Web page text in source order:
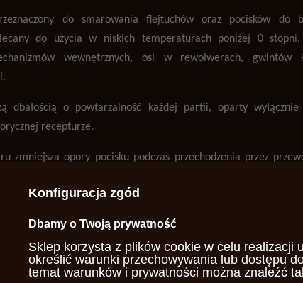
do smarowania flejtuchów oraz pocisków do
do użycia w niskich temperaturach poniżej 0
wewnętrznych, osi w rewolwerach, gwintów
dbałością o powtarzalność każdej partii, oparty
recepturze.
zmniejsza opory pocisku podczas przechodzenia przez
minimalizuje efekt ołowienia, zmniejsza
ułatwia czyszczenie po strzelaniu.
produktu w wyraźny sposób polepsza celność broni oraz
także potrzebę częstego czyszczenia pomiędzy strzałami.
– 100 g
Konfiguracja zgód
Dbamy o Twoją prywatność
Sklep korzysta z plików cookie w celu realizacji
określić warunki przechowywania lub dostępu
temat warunków i prywatności można znaleźć